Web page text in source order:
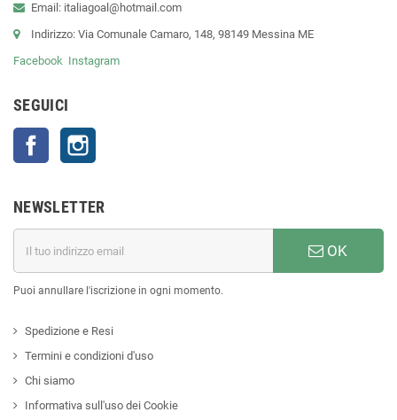
Email: italiagoal@hotmail.com
Indirizzo: Via Comunale Camaro, 148, 98149 Messina ME
Facebook Instagram
SEGUICI
Facebook
NEWSLETTER
OK
Puoi annullare l'iscrizione in ogni momento.
Spedizione e Resi
Termini e condizioni d'uso
Chi siamo
Informativa sull'uso dei Cookie